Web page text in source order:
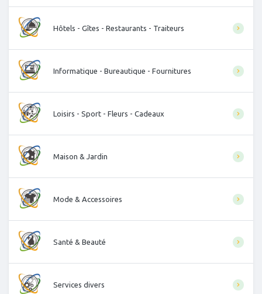
Hôtels - Gîtes - Restaurants - Traiteurs
Informatique - Bureautique - Fournitures
Loisirs - Sport - Fleurs - Cadeaux
Maison & Jardin
Mode & Accessoires
Santé & Beauté
Services divers